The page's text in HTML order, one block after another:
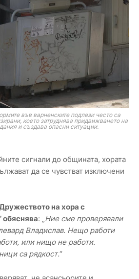
във варненските подлези често са
което затруднява придвижването на
и създава опасни ситуации.
сигнали до общината, хората
да се чувстват изключени
на хора с
обяснява: „Ние сме проверявали
Владислав. Нещо работи
или нищо не работи.
са рядкост.“